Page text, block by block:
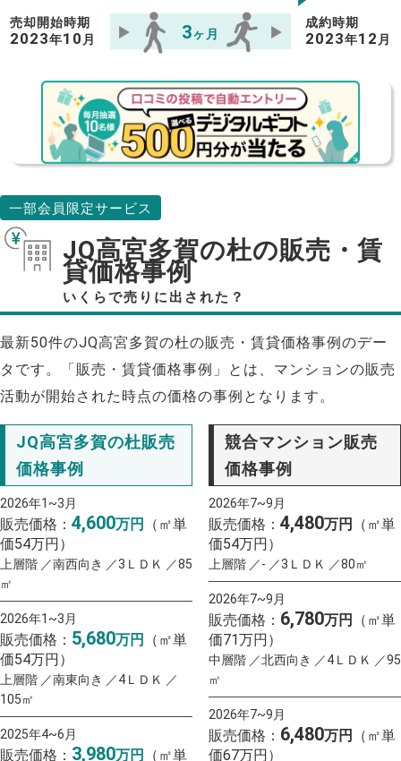
売却開始時期
2023年10 月 3ヶ月
成約時期
2023年12 月
一部会員限定サービス
JQ高宮多賀の杜の販売・賃
貸価格事例
いくらで売りに出された？
最新50件のJQ高宮多賀の杜の販売・賃貸価格事例のデー
タです。「販売・賃貸価格事例」とは、マンションの販売
活動が開始された時点の価格の事例となります。
JQ高宮多賀の杜販売
価格事例
2026年1~3月
販売価格： 4,600万円
（㎡単
価54万円）
上層階 ／南西向き ／3ＬＤＫ ／85
㎡
2026年1~3月
販売価格： 5,680万円
（㎡単
価54万円）
上層階 ／南東向き ／4ＬＤＫ ／
105㎡
2025年4~6月
販売価格： 3,980万円 （㎡単
競合マンション販売
価格事例
2026年7~9月
販売価格： 4,480万円
（㎡単
価54万円）
上層階 ／- ／3ＬＤＫ ／80㎡
2026年7~9月
販売価格： 6,780万円
（㎡単
価71万円）
中層階 ／北西向き ／4ＬＤＫ ／95
㎡
2026年7~9月
販売価格： 6,480万円
（㎡単
価67万円）